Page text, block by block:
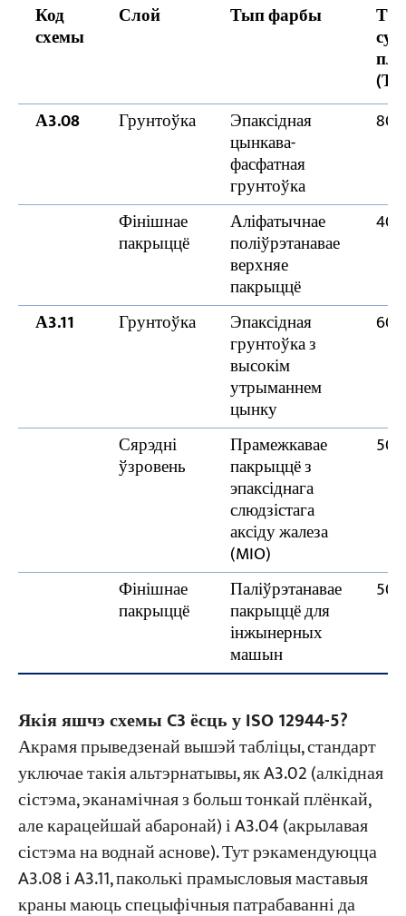
Код
схемы
Слой Тып фарбы
А3.08
Грунтоўка Эпаксідная
цынкава-
фасфатная
грунтоўка
80
Фінішнае
пакрыццё
Аліфатычнае
поліўрэтанавае
верхняе
пакрыццё
40
А3.11 Грунтоўка Эпаксідная
грунтоўка з
высокім
утрыманнем
цынку
60
Сярэдні
ўзровень
Прамежкавае
пакрыццё з
эпаксіднага
слюдзістага
аксіду жалеза
(MIO)
50
Фінішнае
пакрыццё
Паліўрэтанавае
пакрыццё для
інжынерных
машын
50
Якія яшчэ схемы C3 ёсць у ISO 12944-5?
Акрамя прыведзенай вышэй табліцы, стандарт
уключае такія альтэрнатывы, як A3.02 (алкідная
сістэма, эканамічная з больш тонкай плёнкай,
але карацейшай абаронай) і A3.04 (акрылавая
сістэма на воднай аснове). Тут рэкамендуюцца
A3.08 і A3.11, паколькі прамысловыя маставыя
краны маюць спецыфічныя патрабаванні да